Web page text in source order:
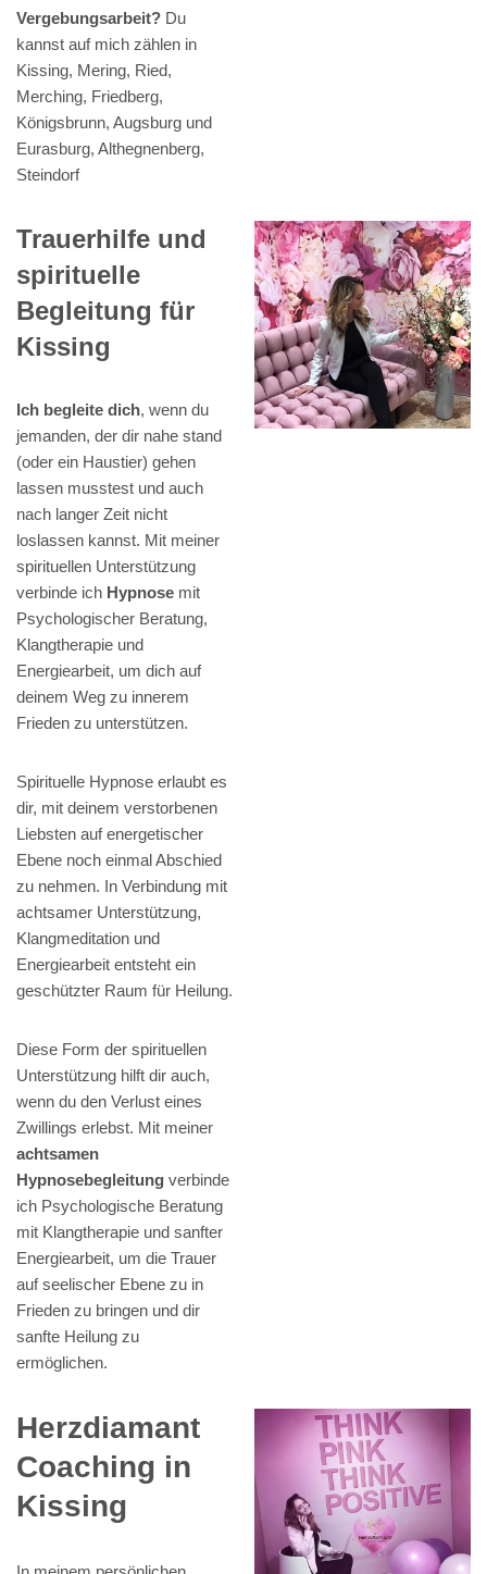
Vergebungsarbeit? Du
kannst auf mich zählen in
Kissing, Mering, Ried,
Merching, Friedberg,
Königsbrunn, Augsburg und
Eurasburg, Althegnenberg,
Steindorf
Trauerhilfe und
spirituelle
Begleitung für
Kissing
Ich begleite dich, wenn du
jemanden, der dir nahe stand
(oder ein Haustier) gehen
lassen musstest und auch
nach langer Zeit nicht
loslassen kannst. Mit meiner
spirituellen Unterstützung
verbinde ich Hypnose mit
Psychologischer Beratung,
Klangtherapie und
Energiearbeit, um dich auf
deinem Weg zu innerem
Frieden zu unterstützen.
Spirituelle Hypnose erlaubt es
dir, mit deinem verstorbenen
Liebsten auf energetischer
Ebene noch einmal Abschied
zu nehmen. In Verbindung mit
achtsamer Unterstützung,
Klangmeditation und
Energiearbeit entsteht ein
geschützter Raum für Heilung.
Diese Form der spirituellen
Unterstützung hilft dir auch,
wenn du den Verlust eines
Zwillings erlebst. Mit meiner
achtsamen
Hypnosebegleitung verbinde
ich Psychologische Beratung
mit Klangtherapie und sanfter
Energiearbeit, um die Trauer
auf seelischer Ebene zu in
Frieden zu bringen und dir
sanfte Heilung zu
ermöglichen.
Herzdiamant
Coaching in
Kissing